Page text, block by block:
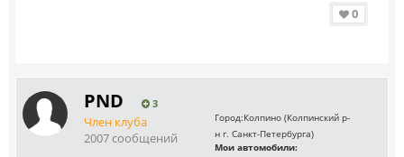
0
PND 3
Член клуба
2007 сообщений
Город:Колпино (Колпинский р-
н г. Санкт-Петербурга)
Мои автомобили: